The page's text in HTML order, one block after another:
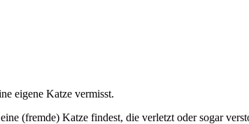
eigene Katze vermisst.
(fremde) Katze findest, die verletzt oder sogar